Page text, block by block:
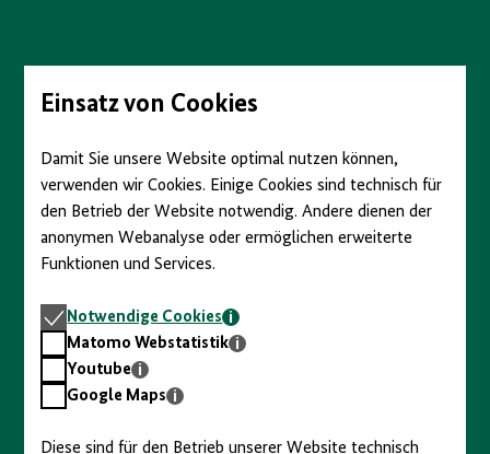
Seiteninhalt
springenEinsatz von Cookies
Damit Sie unsere Website optimal nutzen können,
verwenden wir Cookies. Einige Cookies sind technisch für
den Betrieb der Website notwendig. Andere dienen der
anonymen Webanalyse oder ermöglichen erweiterte
Funktionen und Services.
Notwendige
Cookies
Notwendige Cookies
Matomo
Webstatistik
Matomo Webstatistik
Youtube
Youtube
GoogleGoogle Maps
Diese sind für den Betrieb unserer Website technisch